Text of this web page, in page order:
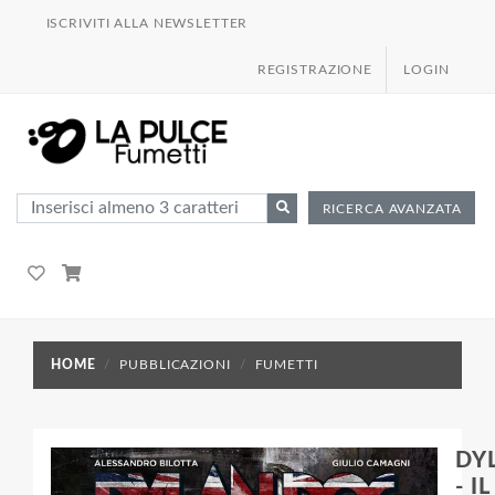
ISCRIVITI ALLA NEWSLETTER
REGISTRAZIONE LOGIN
RICERCA AVANZATA
HOME PUBBLICAZIONI FUMETTI
- IL